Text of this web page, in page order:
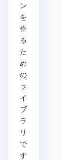
ン
を
作
る
た
め
の
ラ
イ
ブ
ラ
リ
で
す